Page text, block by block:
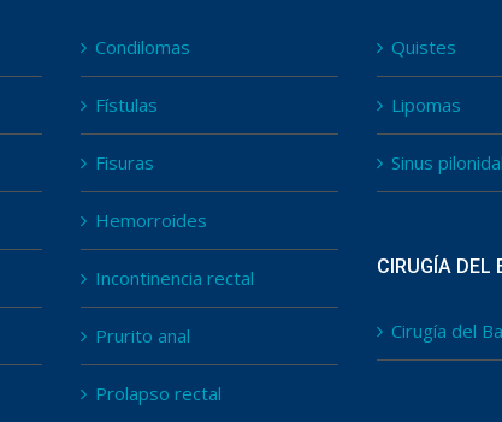
Condilomas
Fístulas
Fisuras
Hemorroides
Incontinencia rectal
Prurito anal
Prolapso rectal
Quistes
Lipomas
Sinus pilonidal
CIRUGÍA DEL
Cirugía del